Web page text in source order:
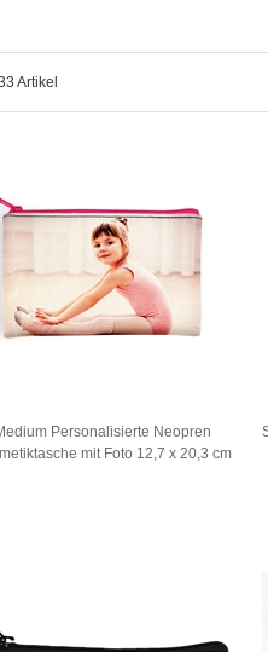
Artikel
Personalisierte Neopren
mit Foto 12,7 x 20,3 cm